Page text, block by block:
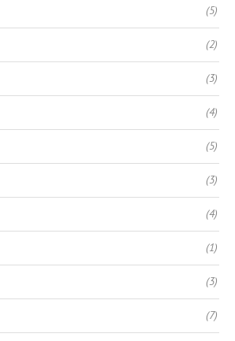
(5)
(2)
(3)
(4)
(5)
(3)
(4)
(1)
(3)
(7)